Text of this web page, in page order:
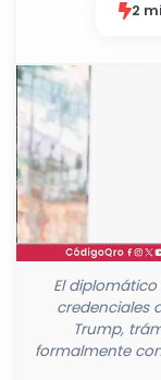
2
El
credenciales
Trump,
formalmente